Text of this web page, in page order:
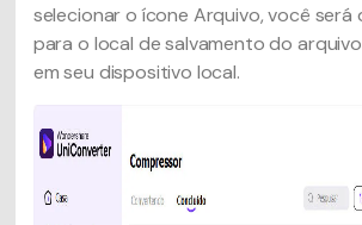
selecionar o ícone Arquivo, você será
para o local de salvamento do
em seu dispositivo local.